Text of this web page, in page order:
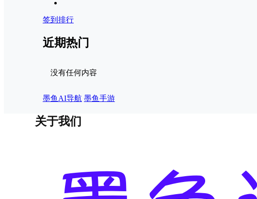
签到排行
近期热门
没有任何内容
墨鱼AI导航 墨鱼手游
关于我们